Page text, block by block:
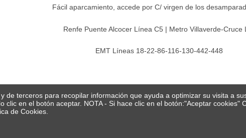
Fácil aparcamiento, accede por C/ virgen de los
Renfe Puente Alcocer Línea C5 | Metro Villaverde-Cruce
EMT Líneas 18-22-86-116-130-442-448
de terceros para recopilar información que ayuda a optimizar su visita a
en el botón aceptar. NOTA - Si hace clic en el botón:"Aceptar
de Cookies.